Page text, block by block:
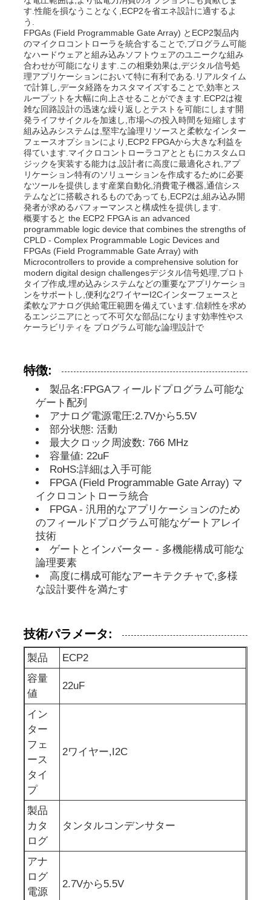
私たちについて
工場見学
品質管理
お問い合わせ
ニュース
事例
FPGA フィールド プログラム可能なゲート 配列
MCUのマイクロ制御回路単位
CPLD PLD
赤外線熱検出器
DSP ICの破片
ドラムのメモリー チップ
eepromの破片
SRAMチップ
NORフラッシュ
EPROM IC
UART IC
ADC DAC
RF統合回路
電子コンポーネント
す.性能を損なうことなく,ECP2を省エネ設計に適するよ
う.
FPGAs (Field Programmable Gate Array) とECP2製品内
のマイクロコントローラを統合することで,プログラム可能
なハードウェアと組み込みソフトウェアのユニークな組み
合わせが可能になります.この相乗効果は,デジタル信号処
理アプリケーションにおいて特に有利である.リアルタイム
で計算し,データ経路をカスタマイズすることで,効率とス
ループットを大幅に向上させることができます.ECP2は複
雑な回路設計の迅速な繰り返しとテストを可能にします開
発ライフサイクルを加速し,市場への投入時間を短縮します
組み込みシステムは,堅牢な論理リソースと柔軟なインター
フェースオプションにより,ECP2 FPGAから大きな利益を
得ています.マイクロコントローラコアとともにカスタムロ
ジックを実装する能力は,設計者に高度に最適化され,アプ
リケーション特有のソリューションを作成するために必要
なツールを提供します産業自動化,消費電子機器,通信シス
テムなどに搭載されるものであっても,ECP2は,組み込み開
発者が求めるパフォーマンスと構成性を提供します.
概要すると the ECP2 FPGA is an advanced
programmable logic device that combines the strengths of
CPLD - Complex Programmable Logic Devices and
FPGAs (Field Programmable Gate Array) with
Microcontrollers to provide a comprehensive solution for
modern digital design challengesデジタル信号処理,プロト
タイプ作成,埋め込みシステムなどの重要なアプリケーショ
ンをサポートし,便利な2ワイヤーI2Cインターフェースと
柔軟なアナログ供給電圧範囲を備えています.信頼性を求め
るエンジニアにとって不可欠な部品になります効率性やス
ケーラビリティを プログラム可能な論理設計で
特徴:
製品名:FPGAフィールドプログラム可能な
ゲート配列
アナログ電源電圧:2.7Vから5.5V
部分状態: 活動
最大クロック周波数: 766 MHz
容量値: 22uF
RoHS:詳細は入手可能
FPGA (Field Programmable Gate Array) マ
イクロコントローラ統合
FPGA - 汎用的なアプリケーションのため
のフィールドプログラム可能なゲートアレイ
技術
ゲートとインバーター - 多機能構成可能な
論理要素
高度に構成可能なアーキテクチャで,多様
な設計要件を満たす
技術パラメータ:
製品
ECP2
容量
値
22uF
イン
ター
フェ
ース
タイ
プ
2ワイヤー,I2C
製品
カタ
ログ
タンタルコンデンサター
アナ
ログ
電源
2.7Vから5.5V